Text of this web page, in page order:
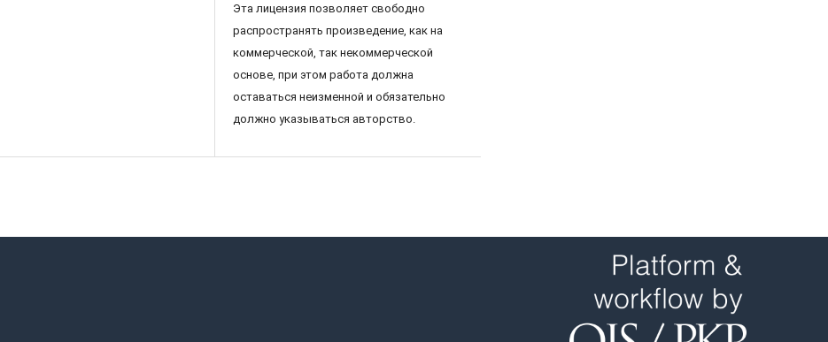
Эта лицензия позволяет свободно
распространять произведение, как на
коммерческой, так некоммерческой
основе, при этом работа должна
оставаться неизменной и обязательно
должно указываться авторство.